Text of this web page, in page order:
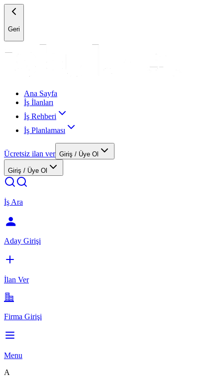
Geri
Ana Sayfa
İş İlanları
İş Rehberi
İş Planlaması
Ücretsiz ilan ver Giriş / Üye Ol
Giriş / Üye Ol
İş Ara
Aday Girişi
İlan Ver
Firma Girişi
Menu
A